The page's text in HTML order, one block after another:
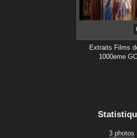
Extraits Films
1000eme GC
3 photos